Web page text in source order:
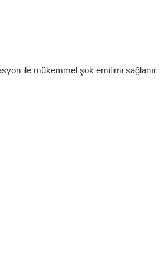
ile mükemmel şok emilimi sağlanır